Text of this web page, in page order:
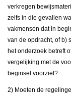
verkregen
zelfs in die gevallen
vakmensen dat in
van de opdracht, of b)
het onderzoek betreft
vergelijking met de
beginsel voorziet?
2) Moeten de